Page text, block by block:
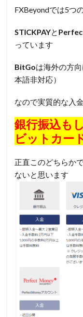
FXBeyondでは5つ
STICKPAYと
っています
BitGoは海外の方
本語非対応）
なので実質的な入
銀行振込も
ビットカー
正直このどちらか
ないと思います